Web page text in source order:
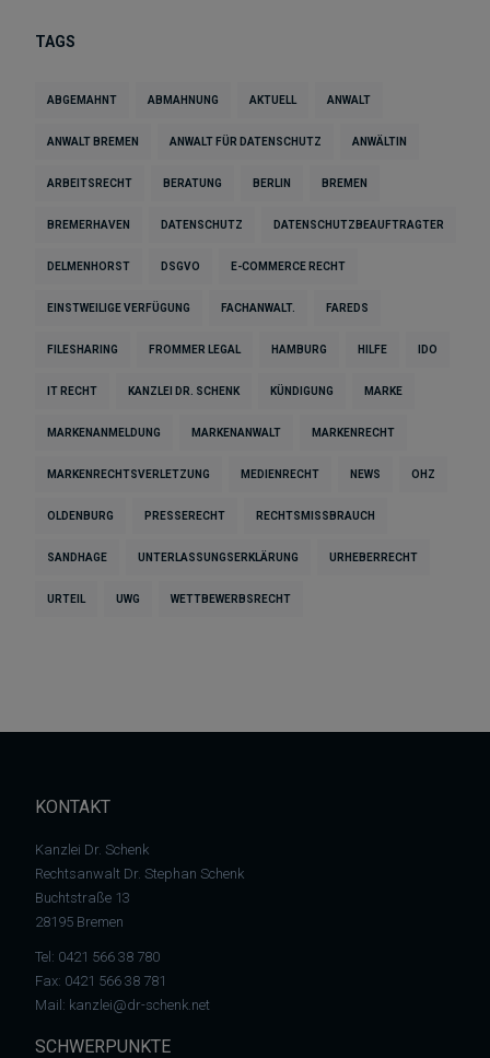
TAGS
ABGEMAHNT ABMAHNUNG AKTUELL ANWALT
ANWALT BREMEN ANWALT FÜR DATENSCHUTZ ANWÄLTIN
ARBEITSRECHT BERATUNG BERLIN BREMEN
BREMERHAVEN DATENSCHUTZ DATENSCHUTZBEAUFTRAGTER
DELMENHORST DSGVO E-COMMERCE RECHT
EINSTWEILIGE VERFÜGUNG FACHANWALT. FAREDS
FILESHARING FROMMER LEGAL HAMBURG HILFE IDO
IT RECHT KANZLEI DR. SCHENK KÜNDIGUNG MARKE
MARKENANMELDUNG MARKENANWALT MARKENRECHT
MARKENRECHTSVERLETZUNG MEDIENRECHT NEWS OHZ
OLDENBURG PRESSERECHT RECHTSMISSBRAUCH
SANDHAGE UNTERLASSUNGSERKLÄRUNG URHEBERRECHT
URTEIL UWG WETTBEWERBSRECHT
KONTAKT
Kanzlei Dr. Schenk
Rechtsanwalt Dr. Stephan Schenk
Buchtstraße 13
28195 Bremen
Tel: 0421 566 38 780
Fax: 0421 566 38 781
Mail: kanzlei@dr-schenk.net
SCHWERPUNKTE